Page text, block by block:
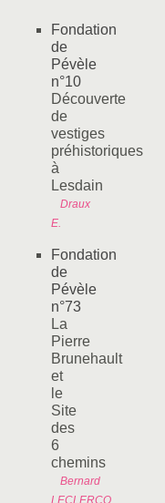
Fondation
de
Pévèle
n°10
Découverte
de
vestiges
préhistoriques
à
Lesdain
Draux
E.
Fondation
de
Pévèle
n°73
La
Pierre
Brunehault
et
le
Site
des
6
chemins
Bernard
LECLERCQ